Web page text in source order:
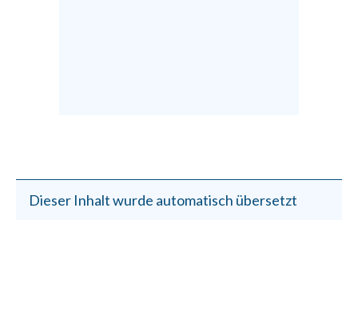
Dieser Inhalt wurde automatisch übersetzt